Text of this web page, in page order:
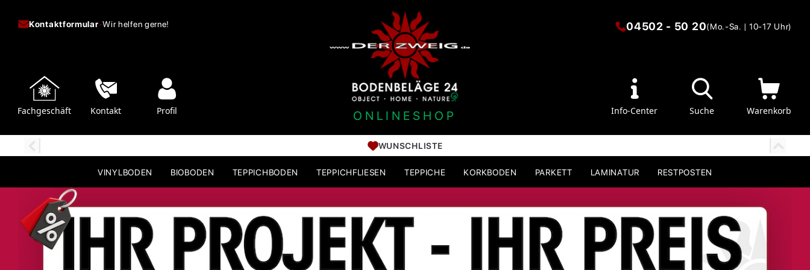
Kontaktformular-Wir helfen gerne!
Fachgeschäft Kontakt Profil ONLINESHOP
04502 - 50 20(Mo.-Sa. | 10-17 Uhr)
Info-Center Suche Warenkorb
WUNSCHLISTE
VINYLBODEN BIOBODEN TEPPICHBODEN TEPPICHFLIESEN TEPPICHE KORKBODEN PARKETT LAMINATUR RESTPOSTEN